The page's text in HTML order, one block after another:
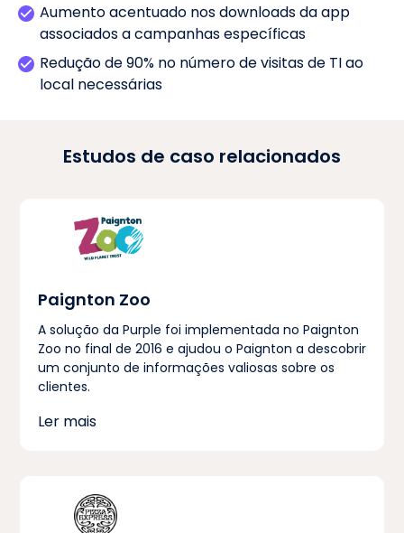
Aumento acentuado nos downloads da app
associados a campanhas específicas
Redução de 90% no número de visitas de TI ao
local necessárias
Estudos de caso relacionados
Paignton Zoo
A solução da Purple foi implementada no Paignton
Zoo no final de 2016 e ajudou o Paignton a descobrir
um conjunto de informações valiosas sobre os
clientes.
Ler mais